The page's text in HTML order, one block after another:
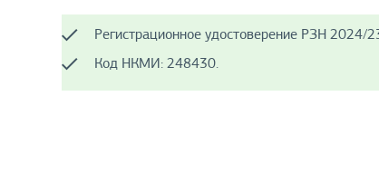
Регистрационное удостоверение РЗН 2024/
Код НКМИ: 248430.